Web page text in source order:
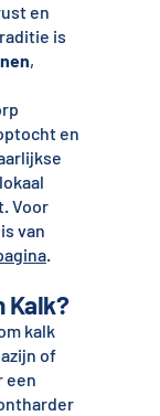
en
is
,
en
Voor
van
.
Kalk?
kalk
of
een